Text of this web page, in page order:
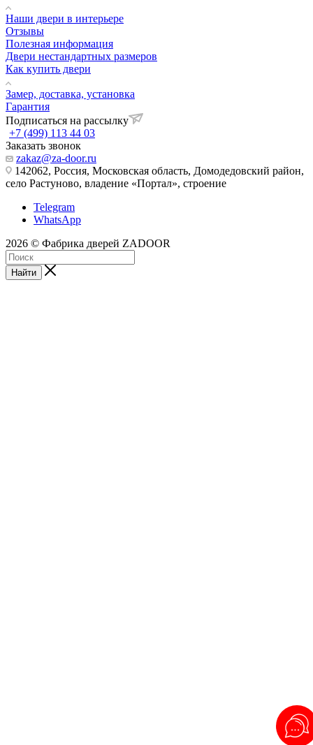
Наши двери в интерьере
Отзывы
Полезная информация
Двери нестандартных размеров
Как купить двери
Замер, доставка, установка
Гарантия
Подписаться на рассылку
+7 (499) 113 44 03
Заказать звонок
zakaz@za-door.ru
142062, Россия, Московская область, Домодедовский район,
село Растуново, владение «Портал», строение
Telegram
WhatsApp
2026 © Фабрика дверей ZADOOR
Найти